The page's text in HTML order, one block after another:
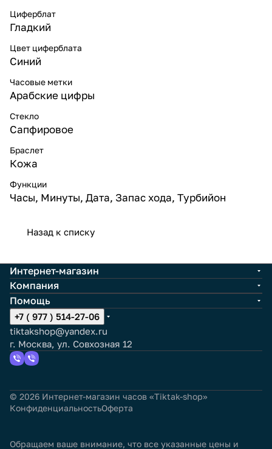
Циферблат
Гладкий
Цвет циферблата
Синий
Часовые метки
Арабские цифры
Стекло
Сапфировое
Браслет
Кожа
Функции
Часы, Минуты, Дата, Запас хода, Турбийон
Назад к списку
Интернет-магазин
Компания
Помощь
+7 ( 977 ) 514-27-06
tiktakshop@yandex.ru
г. Москва, ул. Совхозная 12
© 2026 Интернет-магазин часов «Tiktak-shop»
КонфиденциальностьОферта
Обращаем ваше внимание, что все указанные цены и